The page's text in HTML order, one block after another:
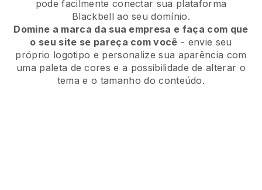
pode facilmente conectar sua plataforma
Blackbell ao seu domínio.
Domine a marca da sua empresa e faça com que
o seu site se pareça com você - envie seu
próprio logotipo e personalize sua aparência com
uma paleta de cores e a possibilidade de alterar o
tema e o tamanho do conteúdo.